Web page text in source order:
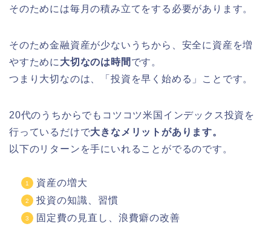
そのためには毎月の積み立てをする必要があります。
そのため金融資産が少ないうちから、安全に資産を増
やすために 大切なのは時間 です。
つまり大切なのは、「投資を早く始める」ことです。
20代のうちからでもコツコツ米国インデックス投資を
行っているだけで大きなメリットがあります。
以下のリターンを手にいれることがでるのです。
資産の増大
投資の知識、習慣
固定費の見直し、浪費癖の改善